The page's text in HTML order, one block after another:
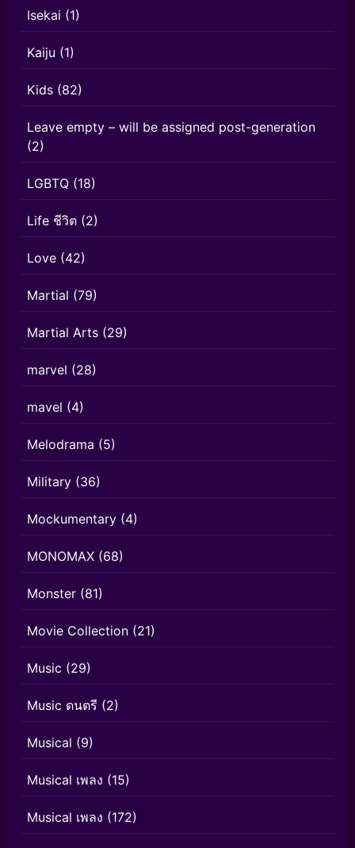
Isekai (1)
Kaiju (1)
Kids (82)
Leave empty – will be assigned post-generation
(2)
LGBTQ (18)
Life ชีวิต (2)
Love (42)
Martial (79)
Martial Arts (29)
marvel (28)
mavel (4)
Melodrama (5)
Military (36)
Mockumentary (4)
MONOMAX (68)
Monster (81)
Movie Collection (21)
Music (29)
Music ดนตรี (2)
Musical (9)
Musical เพลง (15)
Musical เพลง (172)